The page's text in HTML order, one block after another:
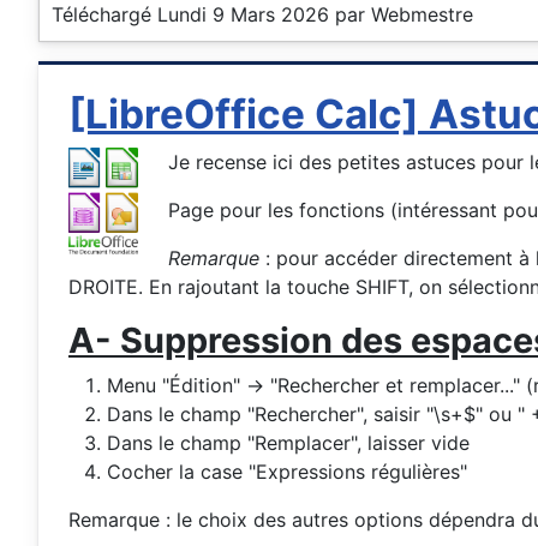
Téléchargé Lundi 9 Mars 2026 par Webmestre
[LibreOffice Calc]
Je recense ici des petites astuces pour
Page pour les fonctions (intéressant
Remarque : pour accéder directement à
DROITE. En rajoutant la touche SHIFT, on
A- Suppression des
Menu "Édition" -> "Rechercher et remplacer..."
Dans le champ "Rechercher", saisir "\s+$" ou
Dans le champ "Remplacer", laisser vide
Cocher la case "Expressions régulières"
Remarque : le choix des autres options dépendra